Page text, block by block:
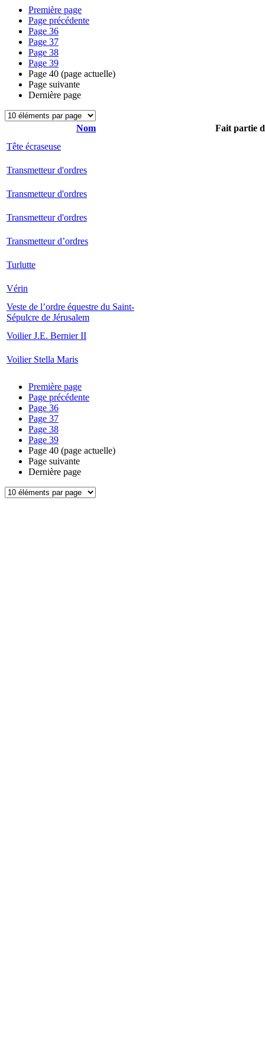
Première page
Page précédente
Page 36
Page 37
Page 38
Page 39
Page 40 (page actuelle)
Page suivante
Dernière page
Nom
Fait partie
Tête écraseuse
Transmetteur d'ordres
Transmetteur d'ordres
Transmetteur d'ordres
Transmetteur d’ordres
Turlutte
Vérin
Veste de l’ordre équestre du Saint-
Sépulcre de Jérusalem
Voilier J.E. Bernier II
Voilier Stella Maris
Première page
Page précédente
Page 36
Page 37
Page 38
Page 39
Page 40 (page actuelle)
Page suivante
Dernière page